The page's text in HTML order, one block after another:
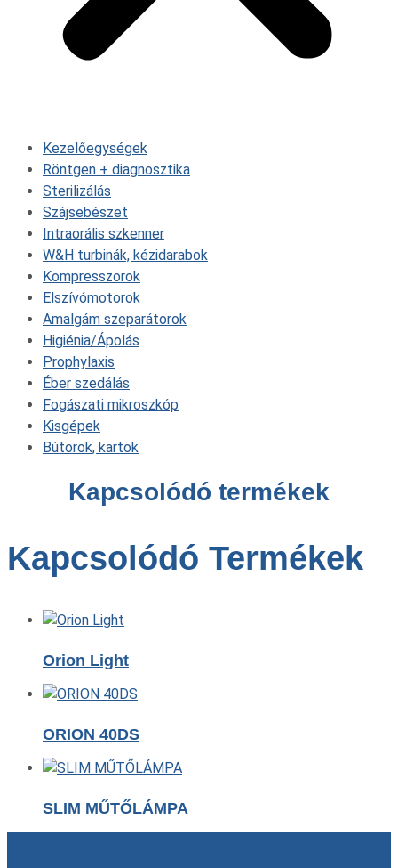
Kezelőegységek
Röntgen + diagnosztika
Sterilizálás
Szájsebészet
Intraorális szkenner
W&H turbinák, kézidarabok
Kompresszorok
Elszívómotorok
Amalgám szeparátorok
Higiénia/Ápolás
Prophylaxis
Éber szedálás
Fogászati mikroszkóp
Kisgépek
Bútorok, kartok
Kapcsolódó termékek
Kapcsolódó Termékek
Orion Light
ORION 40DS
SLIM MŰTŐLÁMPA